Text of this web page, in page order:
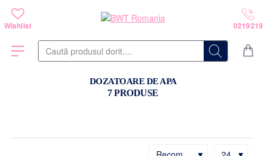
Caută
DOZATOARE DE APA
7 PRODUSE